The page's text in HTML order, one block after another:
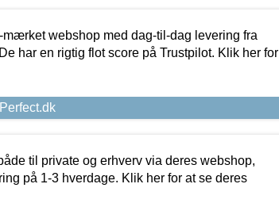
mærket webshop med dag-til-dag levering fra
har en rigtig flot score på Trustpilot. Klik her for
til private og erhverv via deres webshop,
på 1-3 hverdage. Klik her for at se deres